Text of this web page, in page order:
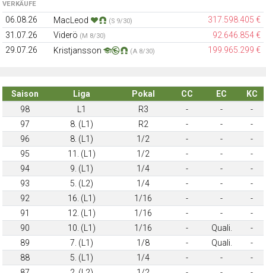
VERKÄUFE
06.08.26 MacLeod (S 9/30)
317.598.405 €
31.07.26
Viderö (M 8/30)
92.646.854 €
29.07.26
Kristjansson (A 8/30) 199.965.299 €
Saison Liga Pokal CC EC
KC
98
L1 R3 - -
-
97
8. (L1) R2 - -
-
96
8. (L1) 1/2 - -
-
95
11. (L1) 1/2 - -
-
94
9. (L1) 1/4 - -
-
93
5. (L2) 1/4 - -
-
92
16. (L1) 1/16 - -
-
91
12. (L1) 1/16 - -
-
90
10. (L1) 1/16 - Quali.
-
89
7. (L1) 1/8 - Quali.
-
88
5. (L1) 1/4 - -
-